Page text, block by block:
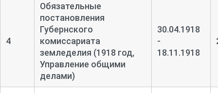
4
Обязательные
постановления
Губернского
комиссариата
земледелия (1918 год,
Управление общими
делами)
30.04.1918
-
18.11.1918